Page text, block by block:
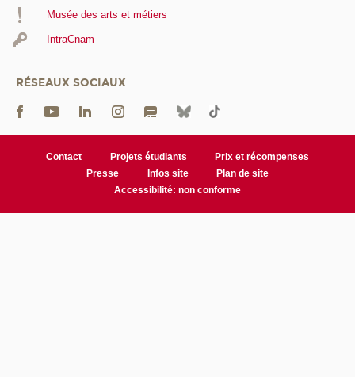
Musée des arts et métiers
IntraCnam
RÉSEAUX SOCIAUX
Contact Projets étudiants
Prix et récompenses
Presse
Infos site
Plan de site
Accessibilité: non conforme